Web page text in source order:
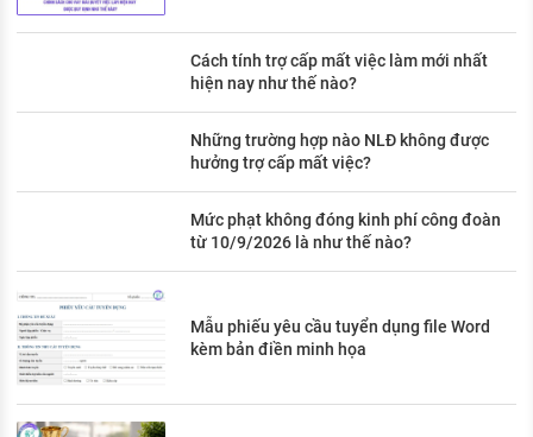
Cách tính trợ cấp mất việc làm mới nhất
hiện nay như thế nào?
Những trường hợp nào NLĐ không được
hưởng trợ cấp mất việc?
Mức phạt không đóng kinh phí công đoàn
từ 10/9/2026 là như thế nào?
Mẫu phiếu yêu cầu tuyển dụng file Word
kèm bản điền minh họa